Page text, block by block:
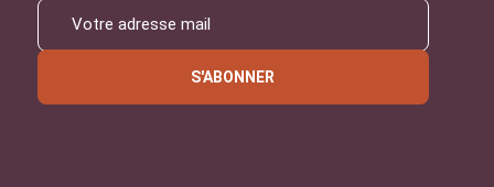
S'ABONNER